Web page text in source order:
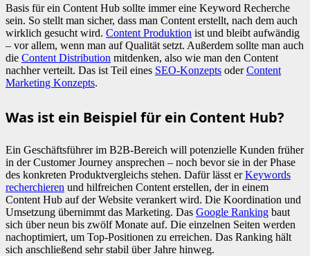
Basis für ein Content Hub sollte immer eine Keyword Recherche
sein. So stellt man sicher, dass man Content erstellt, nach dem auch
wirklich gesucht wird. Content Produktion ist und bleibt aufwändig
– vor allem, wenn man auf Qualität setzt. Außerdem sollte man auch
die Content Distribution mitdenken, also wie man den Content
nachher verteilt. Das ist Teil eines SEO-Konzepts oderContent
Marketing Konzepts.
Was ist ein Beispiel für ein Content Hub?
Ein Geschäftsführer im B2B-Bereich will potenzielle Kunden früher
in der Customer Journey ansprechen – noch bevor sie in der Phase
des konkreten Produktvergleichs stehen. Dafür lässt erKeywords
recherchieren und hilfreichen Content erstellen, der in einem
Content Hub auf der Website verankert wird. Die Koordination und
Umsetzung übernimmt das Marketing. Das Google Ranking baut
sich über neun bis zwölf Monate auf. Die einzelnen Seiten werden
nachoptimiert, um Top-Positionen zu erreichen. Das Ranking hält
sich anschließend sehr stabil über Jahre hinweg.